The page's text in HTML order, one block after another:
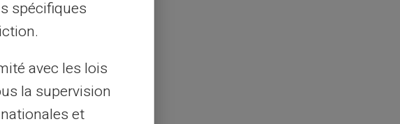
le
spécifiques
avec les lois
la supervision
et